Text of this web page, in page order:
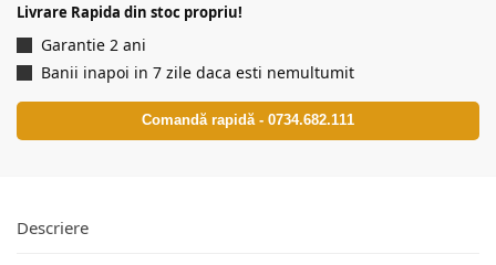
Livrare Rapida din stoc propriu!
Garantie 2 ani
Banii inapoi in 7 zile daca esti nemultumit
Comandă rapidă - 0734.682.111
Descriere